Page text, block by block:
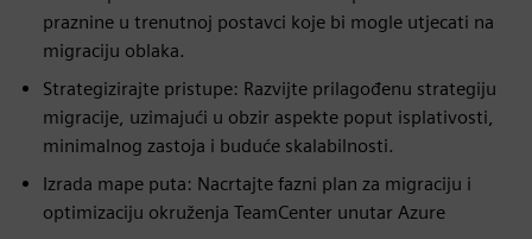
praznine u trenutnoj postavci koje bi mogle utjecati na
migraciju oblaka.
Strategizirajte pristupe: Razvijte prilagođenu strategiju
migracije, uzimajući u obzir aspekte poput isplativosti,
minimalnog zastoja i buduće skalabilnosti.
Izrada mape puta: Nacrtajte fazni plan za migraciju i
optimizaciju okruženja TeamCenter unutar Azure